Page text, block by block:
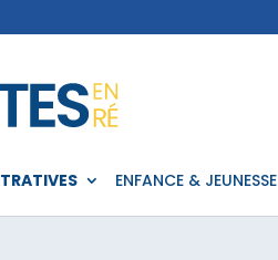
ENFANCE & JEUNESSE